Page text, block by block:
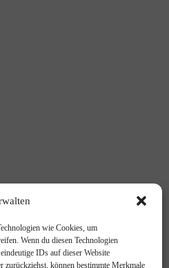
wie Cookies, um
Wenn du diesen Technologien
IDs auf dieser Website
zurückziehst, können bestimmte Merkmale